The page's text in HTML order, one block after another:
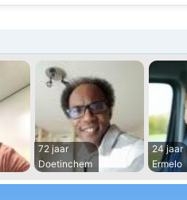
💕
72 jaar
Doetinchem
24 jaar
Ermelo